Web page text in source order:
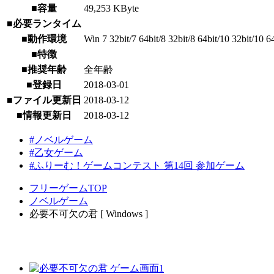
■容量
49,253 KByte
■必要ランタイム
■動作環境
Win 7 32bit/7 64bit/8 32bit/8 64bit/10 32bit/10
■特徴
■推奨年齢
全年齢
■登録日
2018-03-01
■ファイル更新日 2018-03-12
■情報更新日
2018-03-12
#ノベルゲーム
#乙女ゲーム
#ふりーむ！ゲームコンテスト 第14回 参加ゲーム
フリーゲームTOP
ノベルゲーム
必要不可欠の君 [ Windows ]